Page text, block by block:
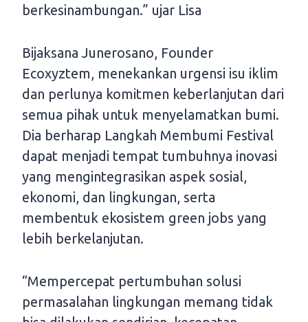
berkesinambungan.” ujar Lisa
Bijaksana Junerosano, Founder
Ecoxyztem, menekankan urgensi isu iklim
dan perlunya komitmen keberlanjutan dari
semua pihak untuk menyelamatkan bumi.
Dia berharap Langkah Membumi Festival
dapat menjadi tempat tumbuhnya inovasi
yang mengintegrasikan aspek sosial,
ekonomi, dan lingkungan, serta
membentuk ekosistem green jobs yang
lebih berkelanjutan.
“Mempercepat pertumbuhan solusi
permasalahan lingkungan memang tidak